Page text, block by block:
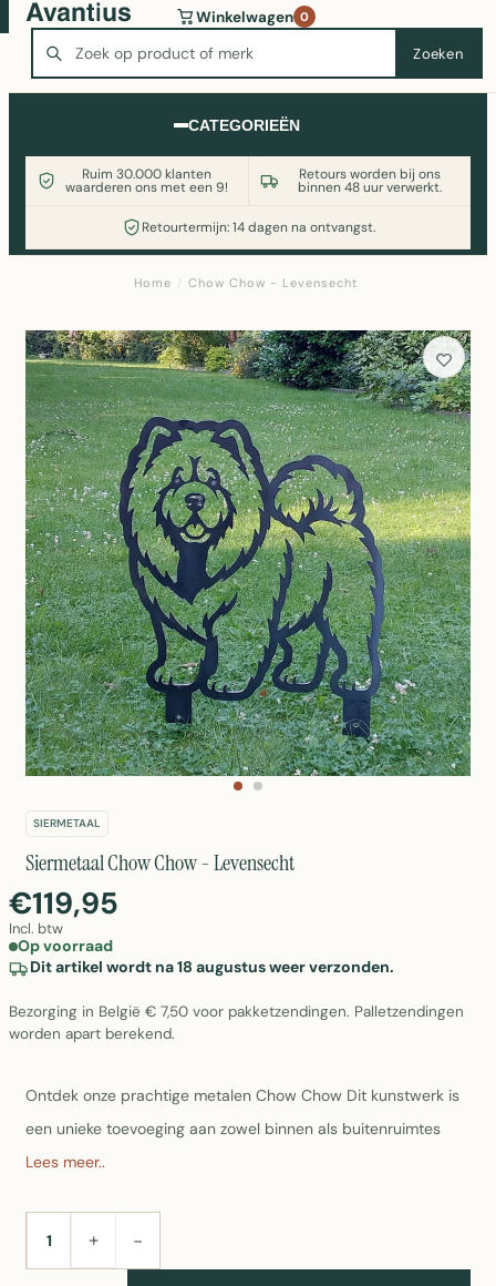
Zoeken
Winkelwagen 0
CATEGORIEËN
Ruim 30.000 klanten
waarderen ons met een 9!
Retours worden bij ons
binnen 48 uur verwerkt.
Retourtermijn: 14 dagen na ontvangst.
Wasmachine of koelkast nodig? Vergelijk alle prijzen op
Witgoedaanbod.nl
Home / Chow Chow - Levensecht
SIERMETAAL
Siermetaal Chow Chow - Levensecht
€119,95
Incl. btw
Op voorraad
Dit artikel wordt na 18 augustus weer verzonden.
Bezorging in België € 7,50 voor pakketzendingen. Palletzendingen
worden apart berekend.
Ontdek onze prachtige metalen Chow Chow Dit kunstwerk is
een unieke toevoeging aan zowel binnen als buitenruimtes
Lees meer..
AANTAL+ −